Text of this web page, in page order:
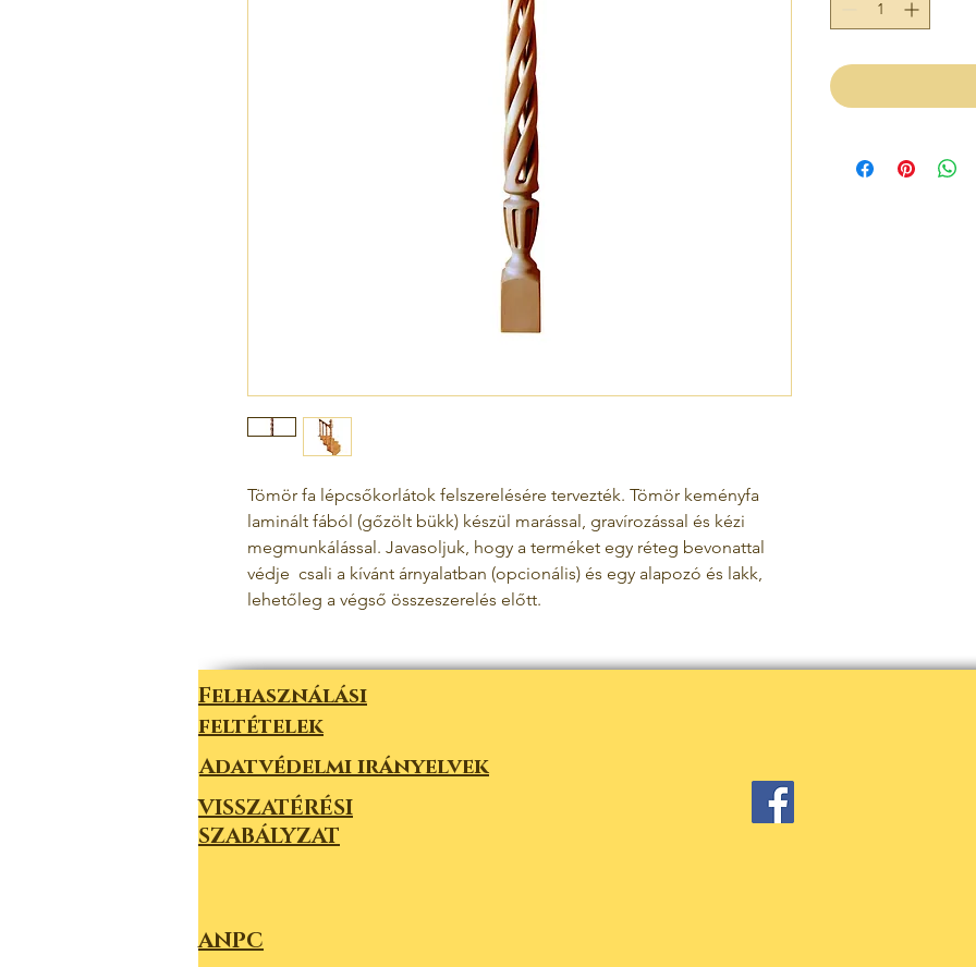
Tömör fa lépcsőkorlátok felszerelésére tervezték. Tömör keményfa
laminált fából (gőzölt bükk) készül marással, gravírozással és kézi
megmunkálással. Javasoljuk, hogy a terméket egy réteg bevonattal
védje csali a kívánt árnyalatban (opcionális) és egy alapozó és lakk,
lehetőleg a végső összeszerelés előtt.
Felhasználási
feltételek
Adatvédelmi irányelvek
VISSZATÉRÉSI
SZABÁLYZAT
ANPC